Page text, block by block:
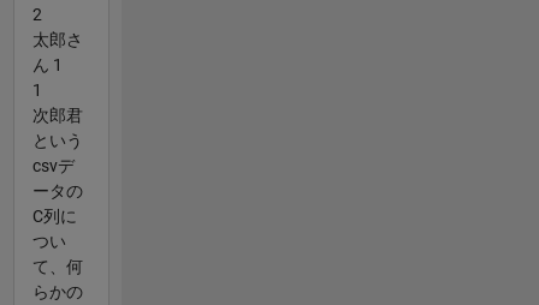
2
太郎さ
ん 1
1
次郎君
という
csvデ
ータの
C列に
つい
て、何
らかの